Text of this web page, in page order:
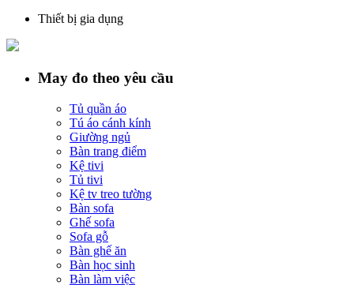
Thiết bị gia dụng
May đo theo yêu cầu
Tủ quần áo
Tú áo cánh kính
Giường ngủ
Bàn trang điểm
Kệ tivi
Tủ tivi
Kệ tv treo tường
Bàn sofa
Ghế sofa
Sofa gỗ
Bàn ghế ăn
Bàn học sinh
Bàn làm việc